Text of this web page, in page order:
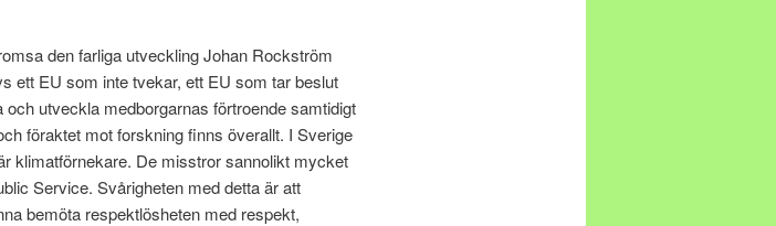
den farliga utveckling Johan Rockström
ett EU som inte tvekar, ett EU som tar beslut
utveckla medborgarnas förtroende samtidigt
föraktet mot forskning finns överallt. I Sverige
klimatförnekare. De misstror sannolikt mycket
Service. Svårigheten med detta är att
bemöta respektlösheten med respekt,